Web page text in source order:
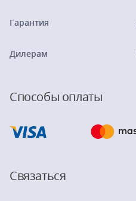
Гарантия
Дилерам
Способы оплаты
Связаться